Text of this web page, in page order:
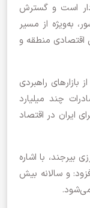
است و گسترش
به‌ویژه از مسیر
اقتصادی منطقه و
بازارهای راهبردی
چند میلیارد
ایران در اقتصاد
بیرجند، با اشاره
و سالانه بیش